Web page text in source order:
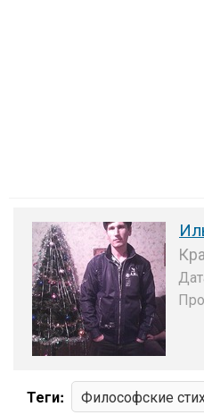
Теги: Философские